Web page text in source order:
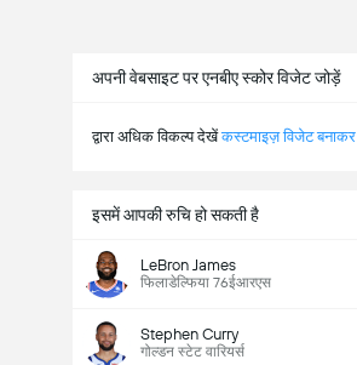
अपनी वेबसाइट पर एनबीए स्कोर विजेट जोड़ें
द्वारा अधिक विकल्प देखेंकस्टमाइज़ विजेट बनाकर
इसमें आपकी रुचि हो सकती है
LeBron James
फिलाडेल्फिया 76ईआरएस
Stephen Curry
गोल्डन स्टेट वारियर्स